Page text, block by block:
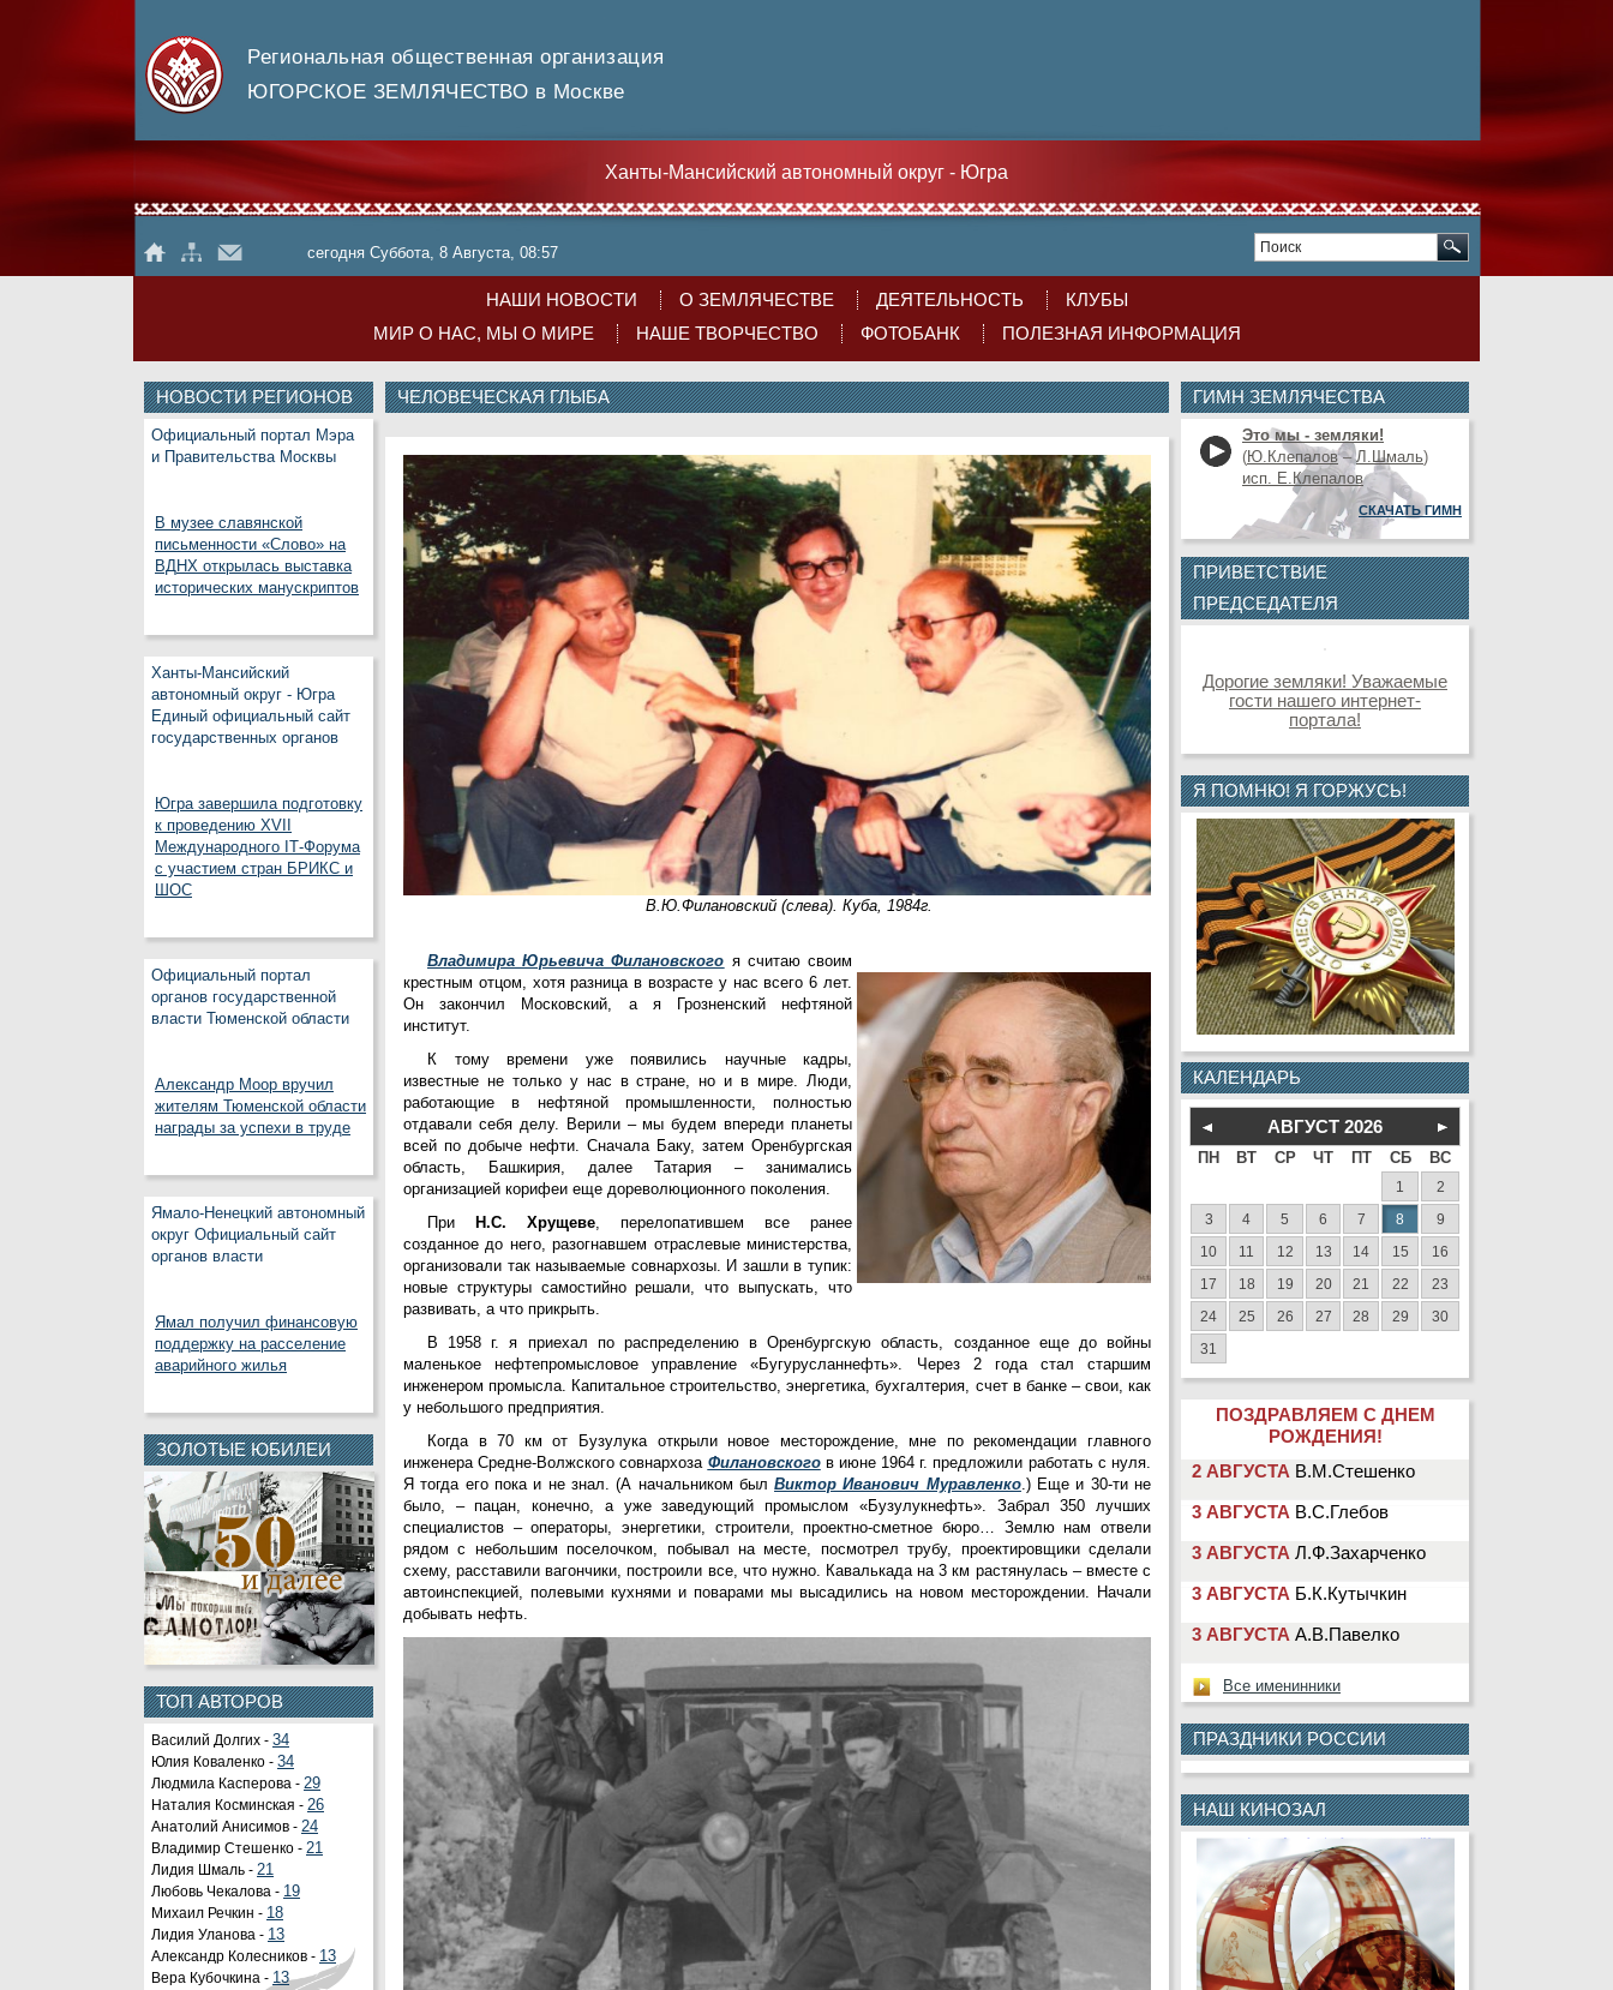
Региональная общественная организация
ЮГОРСКОЕ ЗЕМЛЯЧЕСТВО в Москве
Ханты-Мансийский автономный округ - Югра
сегодня Суббота, 8 Августа, 08:57
НАШИ НОВОСТИ О ЗЕМЛЯЧЕСТВЕ ДЕЯТЕЛЬНОСТЬ
КЛУБЫ
МИР О НАС, МЫ О МИРЕ
НАШЕ ТВОРЧЕСТВО ФОТОБАНК ПОЛЕЗНАЯ ИНФОРМАЦИЯ
НОВОСТИ РЕГИОНОВ
Официальный портал Мэра
и Правительства Москвы
В музее славянской
письменности «Слово» на
ВДНХ открылась выставка
исторических манускриптов
Ханты-Мансийский
автономный округ - Югра
Единый официальный сайт
государственных органов
Югра завершила подготовку
к проведению XVII
Международного IT‑Форума
с участием стран БРИКС и
ШОС
Официальный портал
органов государственной
власти Тюменской области
Александр Моор вручил
жителям Тюменской области
награды за успехи в труде
Ямало-Ненецкий автономный
округ Официальный сайт
органов власти
Ямал получил финансовую
поддержку на расселение
аварийного жилья
ЗОЛОТЫЕ ЮБИЛЕИ
ТОП АВТОРОВ
Василий Долгих - 34
Юлия Коваленко - 34
Людмила Касперова - 29
Наталия Косминская - 26
Анатолий Анисимов - 24
Владимир Стешенко - 21
Лидия Шмаль - 21
Любовь Чекалова - 19
Михаил Речкин - 18
Лидия Уланова - 13
Александр Колесников - 13
Вера Кубочкина - 13
ГИМН ЗЕМЛЯЧЕСТВА
Это мы - земляки!
(Ю.Клепалов–Л.Шмаль)
исп. Е.Клепалов
СКАЧАТЬ ГИМН
ПРИВЕТСТВИЕ
ПРЕДСЕДАТЕЛЯ
Дорогие земляки! Уважаемые
гости нашего интернет-
портала!
Я ПОМНЮ! Я ГОРЖУСЬ!
КАЛЕНДАРЬ
АВГУСТ 2026
ПН ВТ СР ЧТ ПТ СБ ВС
1 2
3 4 5 6 7 8 9
10 11 12 13 14 15 16
17 18 19 20 21 22 23
24 25 26 27 28 29 30
31
ПОЗДРАВЛЯЕМ С ДНЕМ
РОЖДЕНИЯ!
3 АВГУСТА В.С.Глебов
3 АВГУСТА Л.Ф.Захарченко
3 АВГУСТА Б.К.Кутычкин
3 АВГУСТА А.В.Павелко
3 АВГУСТА Ю.Г.Сарбин
4 АВГУСТА
4 АВГУСТА Д.В.Шевчук
5 АВГУСТА В.А.Деньгин
5 АВГУСТА Н.Ю.Лаврентьева
5 АВГУСТА А.Ю.Колесникова
5 АВГУСТА В.П.Криулин
5 АВГУСТА В.В.Черкашин
Все именинники
ПРАЗДНИКИ РОССИИ
НАШ КИНОЗАЛ
ЧЕЛОВЕЧЕСКАЯ ГЛЫБА
В.Ю.Филановский (слева). Куба, 1984г.
Владимира Юрьевича Филановского я считаю своим
крестным отцом, хотя разница в возрасте у нас всего 6 лет.
Он закончил Московский, а я Грозненский нефтяной
институт.
К тому времени уже появились научные кадры,
известные не только у нас в стране, но и в мире. Люди,
работающие в нефтяной промышленности, полностью
отдавали себя делу. Верили – мы будем впереди планеты
всей по добыче нефти. Сначала Баку, затем Оренбургская
область, Башкирия, далее Татария – занимались
организацией корифеи еще дореволюционного поколения.
При
Н.С. Хрущеве, перелопатившем все ранее
созданное до него, разогнавшем отраслевые министерства,
организовали так называемые совнархозы. И зашли в тупик:
новые структуры самостийно решали, что выпускать, что
развивать, а что прикрыть.
В 1958 г. я приехал по распределению в Оренбургскую область, созданное еще до войны
маленькое нефтепромысловое управление «Бугурусланнефть». Через 2 года стал старшим
инженером промысла. Капитальное строительство, энергетика, бухгалтерия, счет в банке – свои, как
у небольшого предприятия.
Когда в 70 км от Бузулука открыли новое месторождение, мне по рекомендации главного
инженера Средне-Волжского совнархоза Филановскогов июне 1964 г. предложили работать с нуля.
Я тогда его пока и не знал. (А начальником былВиктор Иванович Муравленко.) Еще и 30-ти не
было, – пацан, конечно, а уже заведующий промыслом «Бузулукнефть». Забрал 350 лучших
специалистов – операторы, энергетики, строители, проектно-сметное бюро… Землю нам отвели
рядом с небольшим поселочком, побывал на месте, посмотрел трубу, проектировщики сделали
схему, расставили вагончики, построили все, что нужно. Кавалькада на 3 км растянулась – вместе с
автоинспекцией, полевыми кухнями и поварами мы высадились на новом месторождении. Начали
добывать нефть.